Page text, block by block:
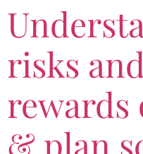
risks
rewards
& plan